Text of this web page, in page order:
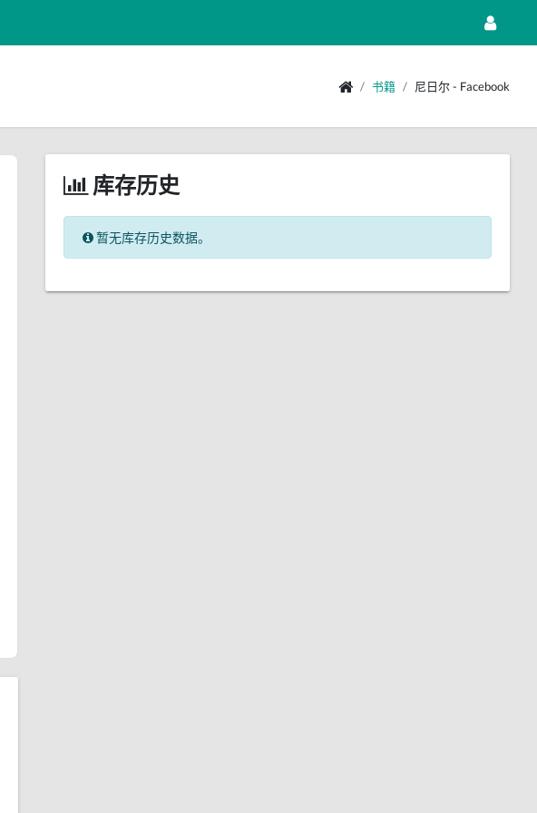
书籍 尼日尔 - Facebook
库存历史
暂无库存历史数据。